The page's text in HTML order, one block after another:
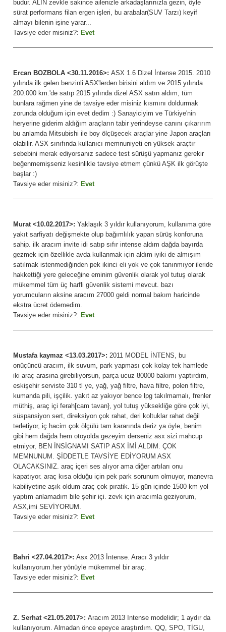
budur. ALIN zevkle sakince ailenizle arkadaşlarınızla gezin, öyle
sürat performans filan ergen işleri, bu arabalar(SUV Tarzı) keyif
almayı bilenin işine yarar...
Tavsiye eder misiniz?: Evet
Ercan BOZBOLA <30.11.2016>: ASX 1.6 Dizel İntense 2015. 2010
yılında ilk gelen benzinli ASX'lerden birisini aldım ve 2015 yılında
200.000 km.'de satıp 2015 yılında dizel ASX satın aldım, tüm
bunlara rağmen yine de tavsiye eder misiniz kısmını doldurmak
zorunda olduğum için evet dedim :) Sanayiciyim ve Türkiye'nin
heryerine giderim aldığım araçların tabir yerindeyse canını çıkarırım
bu anlamda Mitsubishi ile boy ölçüşecek araçlar yine Japon araçları
olabilir. ASX sınıfında kullanıcı memnuniyeti en yüksek araçtır
sebebini merak ediyorsanız sadece test sürüşü yapmanız gerekir
beğenmemişseniz kesinlikle tavsiye etmem çünkü AŞK ilk görüşte
başlar :)
Tavsiye eder misiniz?: Evet
Murat <10.02.2017>: Yaklaşık 3 yıldır kullanıyorum, kullanıma göre
yakıt sarfiyatı değişmekte olup bağımlılık yapan sürüş konforuna
sahip. ilk aracım invite idi satıp sıfır intense aldım dağda bayırda
gezmek için özellikle avda kullanmak için aldım iyiki de almışım
satılmak istenmediğinden pek ikinci eli yok ve çok tanınmıyor ileride
hakkettiği yere geleceğine eminim güvenlik olarak yol tutuş olarak
mükemmel tüm üç harfli güvenlik sistemi mevcut. bazı
yorumcuların aksine aracım 27000 geldi normal bakım haricinde
ekstra ücret ödemedim.
Tavsiye eder misiniz?: Evet
Mustafa kaymaz <13.03.2017>: 2011 MODEL İNTENS, bu
onüçüncü aracım, ilk suvum, park yapması çok kolay tek hamlede
iki araç arasına girebiliyorsun, parça ucuz 80000 bakımı yaptırdım,
eskişehir serviste 310 tl ye, yağ, yağ filtre, hava filtre, polen filtre,
kumanda pili, işçilik. yakıt az yakıyor bence lpg takılmamalı, frenler
müthiş, araç içi ferah[cam tavan}, yol tutuş yüksekliğe göre çok iyi,
süspansiyon sert, direksiyon çok rahat, deri koltuklar rahat değil
terletiyor, iç hacim çok ölçülü tam kararında deriz ya öyle, benim
gibi hem dağda hem otoyolda gezeyim derseniz asx sizi mahcup
etmiyor, BEN İNSİGNAMI SATIP ASX İMİ ALDIM. ÇOK
MEMNUNUM. ŞİDDETLE TAVSİYE EDİYORUM ASX
OLACAKSINIZ. araç içeri ses alıyor ama diğer artıları onu
kapatıyor. araç kısa olduğu için pek park sorunum olmuyor, manevra
kabiliyetine aşık oldum araç çok pıratik. 15 gün içinde 1500 km yol
yaptım anlamadım bile şehir içi. zevk için aracımla geziyorum,
ASX,imi SEVİYORUM.
Tavsiye eder misiniz?: Evet
Bahri <27.04.2017>: Asx 2013 İntense. Aracı 3 yıldır
kullanıyorum.her yönüyle mükemmel bir araç.
Tavsiye eder misiniz?: Evet
Z. Serhat <21.05.2017>: Aracım 2013 Intense modelidir; 1 aydır da
kullanıyorum. Almadan önce epeyce araştırdım. QQ, SPO, TİGU,